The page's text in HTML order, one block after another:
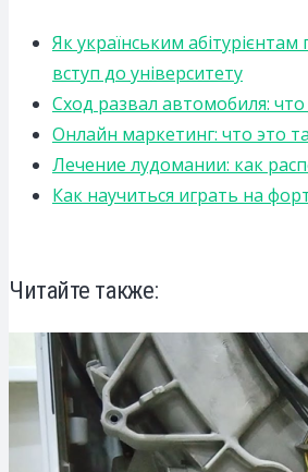
Як українським
вступ до університету
Сход развал автомобиля:
Онлайн маркетинг: что это
Лечение лудомании: как
Как научиться играть на
Читайте также: